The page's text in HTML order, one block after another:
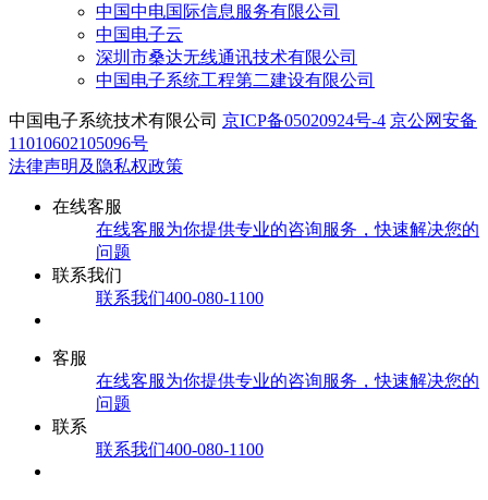
中国中电国际信息服务有限公司
中国电子云
深圳市桑达无线通讯技术有限公司
中国电子系统工程第二建设有限公司
中国电子系统技术有限公司 京ICP备05020924号-4 京公网安备
11010602105096号
法律声明及隐私权政策
在线客服
在线客服为你提供专业的咨询服务，快速解决您的
问题
联系我们
联系我们400-080-1100
客服
在线客服为你提供专业的咨询服务，快速解决您的
问题
联系
联系我们400-080-1100